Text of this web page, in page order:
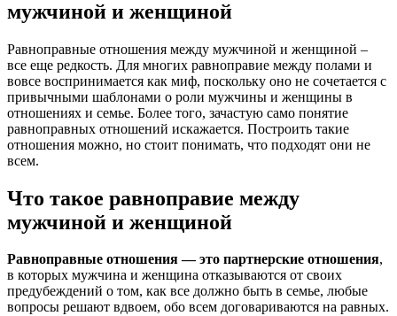
мужчиной и женщиной
Равноправные отношения между мужчиной и женщиной –
все еще редкость. Для многих равноправие между полами и
вовсе воспринимается как миф, поскольку оно не сочетается с
привычными шаблонами о роли мужчины и женщины в
отношениях и семье. Более того, зачастую само понятие
равноправных отношений искажается. Построить такие
отношения можно, но стоит понимать, что подходят они не
всем.
Что такое равноправие между
мужчиной и женщиной
Равноправные отношения — это партнерские отношения,
в которых мужчина и женщина отказываются от своих
предубеждений о том, как все должно быть в семье, любые
вопросы решают вдвоем, обо всем договариваются на равных.